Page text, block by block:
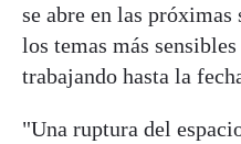
se abre en las próximas
los temas más
trabajando hasta la
"Una ruptura del